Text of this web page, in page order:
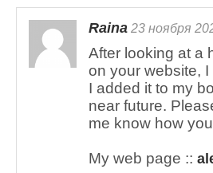
Raina 23 ноября
After looking at a
on your website,
I added it to my
near future.
me know how
My web page ::